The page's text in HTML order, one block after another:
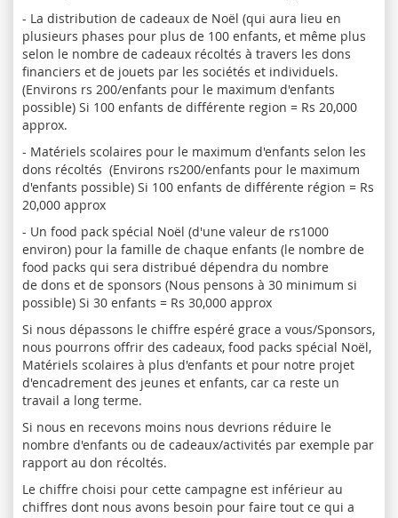
- La distribution de cadeaux de Noël (qui aura lieu en
plusieurs phases pour plus de 100 enfants, et même plus
selon le nombre de cadeaux récoltés à travers les dons
financiers et de jouets par les sociétés et individuels.
(Environs rs 200/enfants pour le maximum d'enfants
possible) Si 100 enfants de différente region = Rs 20,000
approx.
- Matériels scolaires pour le maximum d'enfants selon les
dons récoltés (Environs rs200/enfants pour le maximum
d'enfants possible) Si 100 enfants de différente région = Rs
20,000 approx
- Un food pack spécial Noël (d'une valeur de rs1000
environ) pour la famille de chaque enfants (le nombre de
food packs qui sera distribué dépendra du nombre
de dons et de sponsors (Nous pensons à 30 minimum si
possible) Si 30 enfants = Rs 30,000 approx
Si nous dépassons le chiffre espéré grace a vous/Sponsors,
nous pourrons offrir des cadeaux, food packs spécial Noël,
Matériels scolaires à plus d'enfants et pour notre projet
d'encadrement des jeunes et enfants, car ca reste un
travail a long terme.
Si nous en recevons moins nous devrions réduire le
nombre d'enfants ou de cadeaux/activités par exemple par
rapport au don récoltés.
Le chiffre choisi pour cette campagne est inférieur au
chiffres dont nous avons besoin pour faire tout ce qui a